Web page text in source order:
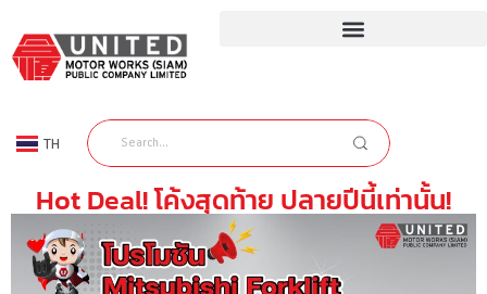
TH
EN
Hot Deal! โค้งสุดท้าย ปลายปีนี้เท่านั้น!